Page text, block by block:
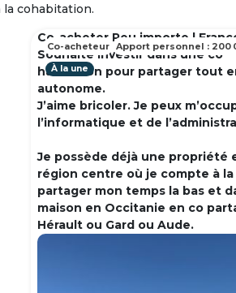
la cohabitation.
Co-acheter Peu importe |
Souhaite investir dans une co
habitation pour partager tout
autonome.
J’aime bricoler. Je peux
l’informatique et de
Je possède déjà une propriété
région centre où je compte à
partager mon temps la bas et
maison en Occitanie en co
Hérault ou Gard ou Aude.
À la une
Co-acheteur Apport personnel : 200